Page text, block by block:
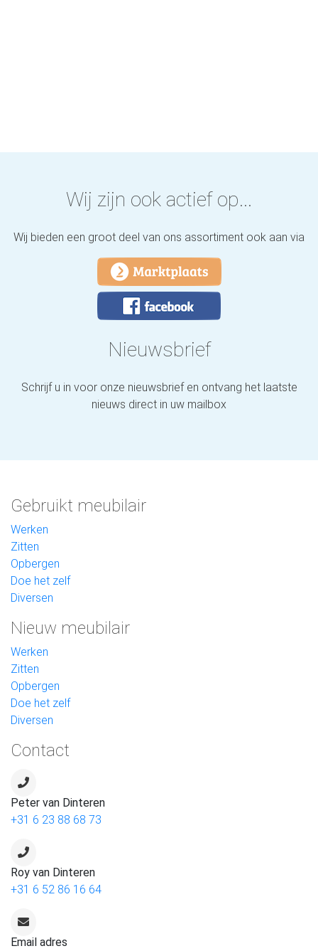
Wij zijn ook actief op...
Wij bieden een groot deel van ons assortiment ook aan via
Nieuwsbrief
Schrijf u in voor onze nieuwsbrief en ontvang het laatste
nieuws direct in uw mailbox
Gebruikt meubilair
Werken
Zitten
Opbergen
Doe het zelf
Diversen
Nieuw meubilair
Werken
Zitten
Opbergen
Doe het zelf
Diversen
Contact
Peter van Dinteren
+31 6 23 88 68 73
Roy van Dinteren
+31 6 52 86 16 64
Email adres